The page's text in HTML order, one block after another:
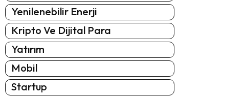
Yenilenebilir Enerji
Kripto Ve Dijital Para
Yatırım
Mobil
Startup